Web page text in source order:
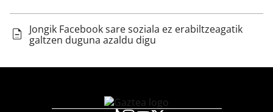
Jongik Facebook sare soziala ez erabiltzeagatik
galtzen duguna azaldu digu